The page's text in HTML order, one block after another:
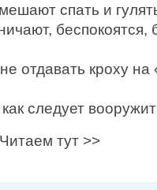
спать и
беспокоятся,
отдавать кроху
следует
тут >>